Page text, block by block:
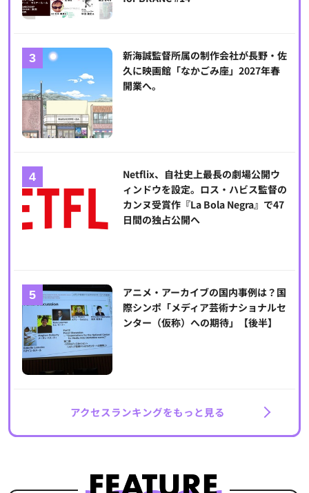
新海誠監督所属の制作会社が長野・佐
久に映画館「なかごみ座」2027年春
開業へ。
Netflix、自社史上最長の劇場公開ウ
ィンドウを設定。ロス・ハビス監督の
カンヌ受賞作『La Bola Negra』で47
日間の独占公開へ
アニメ・アーカイブの国内事例は？国
際シンポ「メディア芸術ナショナルセ
ンター（仮称）への期待」【後半】
アクセスランキングをもっと見る